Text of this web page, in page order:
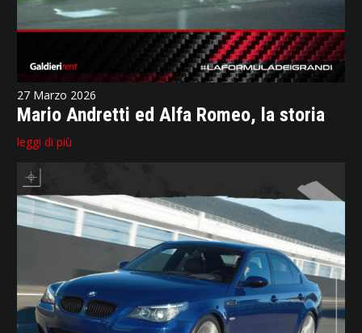
27 Marzo 2026
Mario Andretti ed Alfa Romeo, la storia
leggi di più